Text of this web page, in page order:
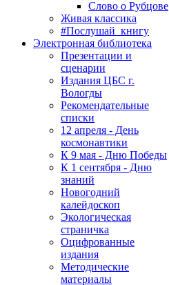
Слово о Рубцове
Живая классика
#Послушай_книгу
Электронная библиотека
Презентации и
сценарии
Издания ЦБС г.
Вологды
Рекомендательные
списки
12 апреля - День
космонавтики
К 9 мая - Дню Победы
К 1 сентября - Дню
знаний
Новогодний
калейдоскоп
Экологическая
страничка
Оцифрованные
издания
Методические
материалы